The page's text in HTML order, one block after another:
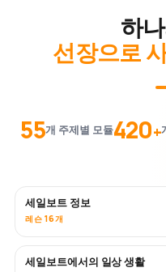
하
선장으로
55개 주제별 모듈420+
세일보트 정보
레슨 16개
세일보트에서의 일상 생활